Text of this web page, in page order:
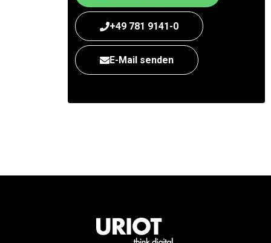
+49 781 9141-0
E-Mail senden